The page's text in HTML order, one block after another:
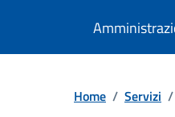
Home / Servizi /